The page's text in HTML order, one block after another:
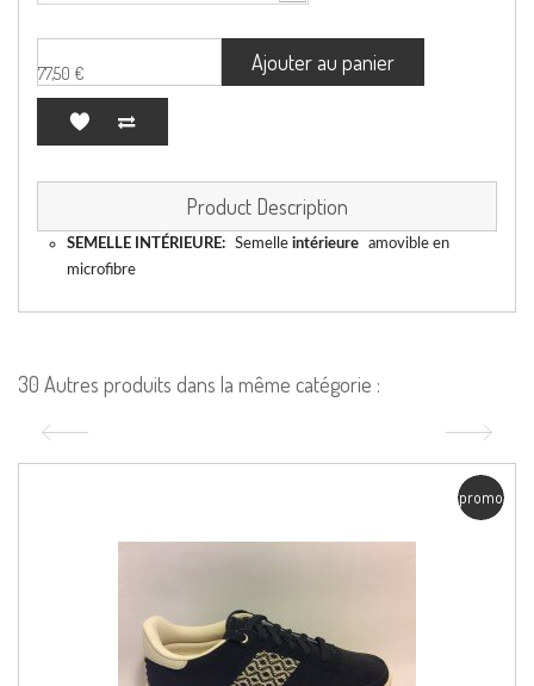
77,50 € Ajouter au panier
Product Description
SEMELLE INTÉRIEURE: Semelle intérieure amovible en
microfibre
30 Autres produits dans la même catégorie :
promo